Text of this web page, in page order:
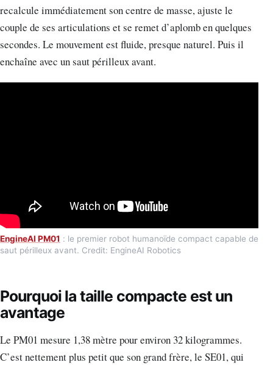
recalcule immédiatement son centre de masse, ajuste le
couple de ses articulations et se remet d’aplomb en quelques
secondes. Le mouvement est fluide, presque naturel. Puis il
enchaîne avec un saut périlleux avant.
EngineAI PM01 : le premier robot humanoïde compact capable de
saut périlleux avant. Credit: EngineAI Robotics
Pourquoi la taille compacte est un
avantage
Le PM01 mesure 1,38 mètre pour environ 32 kilogrammes.
C’est nettement plus petit que son grand frère, le SE01, qui